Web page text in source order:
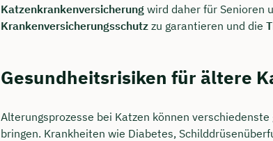
Katzenkrankenversicherung wird daher für Senioren
Krankenversicherungsschutz zu garantieren und die
Gesundheitsrisiken für ältere
Alterungsprozesse bei Katzen können
bringen. Krankheiten wie Diabetes,